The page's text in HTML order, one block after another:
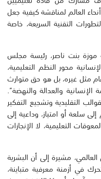
العالم لمناقشة كيفية جعل
التقنية السريعة، خاصة
موزة بنت ناصر، رئيسة مجلس
محور النظم التعليمية،
مثل غيره، بل هو حق متوارث
الإنسانية والعدالة والنهضة”.
التقليدية وتشجيع التفكير
سلعة أو امتياز، وداعية إلى
التعليمية، لا الإنجازات
مشيرة إلى أن البشرية
في أزمنة معرفية متباينة،